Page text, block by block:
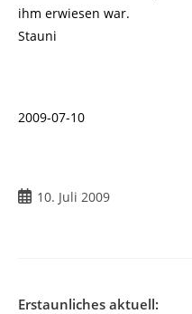
ihm erwiesen war.
Stauni
2009-07-10
Beitrag10. Juli 2009
Erstaunliches aktuell: